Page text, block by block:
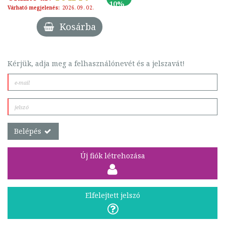
10%
Várható megjelenés: 2026. 09. 02.
Kosárba
Kérjük, adja meg a felhasználónevét és a jelszavát!
Belépés
Új fiók létrehozása
Elfelejtett jelszó